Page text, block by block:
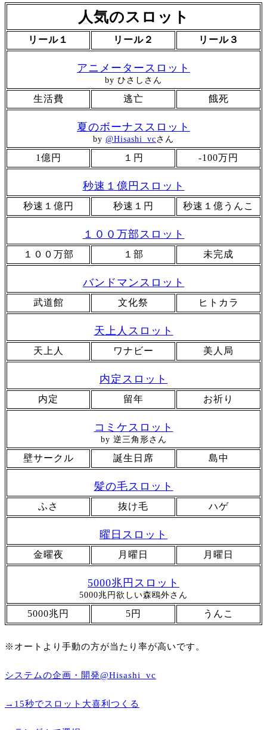
人気のスロット
リール１ リール２ リール３
アニメータースロット
by ひさしさん
生活費 逃亡 餓死
夏のボーナススロット
by @Hisashi_vcさん
1億円 １円 -100万円
秒速１億円スロット
秒速１億円 秒速１円 秒速１億うんこ
１００万部スロット
１００万部 １部 未完成
バンドマンスロット
武道館 文化祭 ヒトカラ
天上人スロット
天上人 ワナビー 美人局
内定スロット
内定 留年 お祈り
コミケスロット
by 逆三角形さん
壁サークル 誕生日席 島中
髪の毛スロット
ふさ 抜け毛 ハゲ
曜日スロット
金曜夜 月曜日 月曜日
5000兆円スロット
5000兆円欲しい森鴎外さん
5000兆円 5円 うんこ
※オートより手動の方が当たり率が高いです。
システムの企画・開発@Hisashi_vc
→15秒でスロット大喜利つくる